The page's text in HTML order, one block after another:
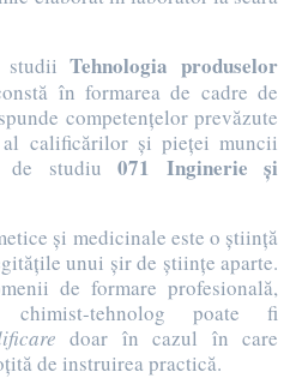
studiiTehnologia produselor
în formarea de cadre de
competenţelor prevăzute
calificărilor şi pieţei muncii
de studiu071 Inginerie şi
şi medicinale este o ştiinţă
unui şir de ştiinţe aparte.
de formare profesională,
chimist-tehnolog poate fi
doar în cazul în care
de instruirea practică.